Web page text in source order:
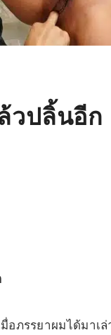
วปลิ้นอีก
อภรรยาผมได้มาเ